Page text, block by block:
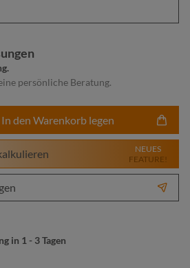
persönliche Beratung.
Gib den gewünschten
In den Warenkorb legen
NEUES
FEATURE!
in 1 - 3 Tagen